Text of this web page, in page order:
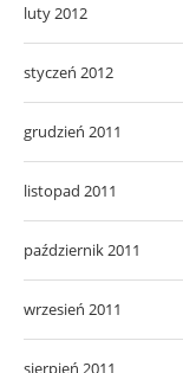
luty 2012
styczeń 2012
grudzień 2011
listopad 2011
październik 2011
wrzesień 2011
sierpień 2011